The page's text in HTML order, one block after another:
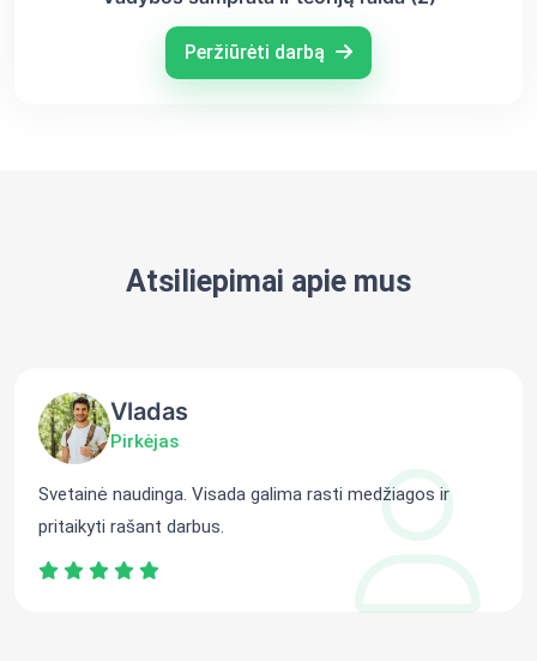
Peržiūrėti darbą
Atsiliepimai apie mus
Vladas
Pirkėjas
Svetainė naudinga. Visada galima rasti medžiagos ir
pritaikyti rašant darbus.